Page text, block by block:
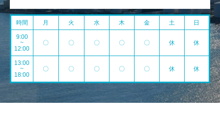
時間 月 火 水 木 金 土 日
9:00
~
12:00
〇 〇 〇 〇 〇 休 休
13:00
~
18:00
〇 〇 〇 〇 〇 休 休